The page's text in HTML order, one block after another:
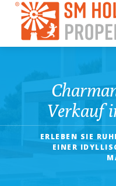
Verkauf
ERLEBEN SIE
EINER